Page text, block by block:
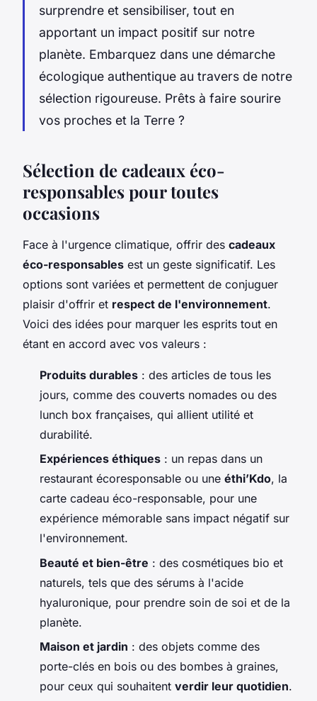
surprendre et sensibiliser, tout en
apportant un impact positif sur notre
planète. Embarquez dans une démarche
écologique authentique au travers de notre
sélection rigoureuse. Prêts à faire sourire
vos proches et la Terre ?
Sélection de cadeaux éco-
responsables pour toutes
occasions
Face à l'urgence climatique, offrir des cadeaux
éco-responsables est un geste significatif. Les
options sont variées et permettent de conjuguer
plaisir d'offrir et respect de l'environnement.
Voici des idées pour marquer les esprits tout en
étant en accord avec vos valeurs :
Produits durables : des articles de tous les
jours, comme des couverts nomades ou des
lunch box françaises, qui allient utilité et
durabilité.
Expériences éthiques : un repas dans un
restaurant écoresponsable ou une éthi’Kdo, la
carte cadeau éco-responsable, pour une
expérience mémorable sans impact négatif sur
l'environnement.
Beauté et bien-être : des cosmétiques bio et
naturels, tels que des sérums à l'acide
hyaluronique, pour prendre soin de soi et de la
planète.
Maison et jardin : des objets comme des
porte-clés en bois ou des bombes à graines,
pour ceux qui souhaitent verdir leur quotidien.